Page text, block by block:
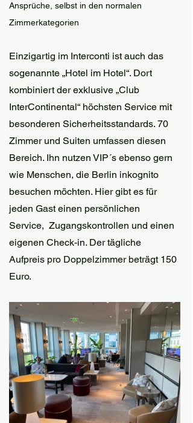
Ansprüche, selbst in den normalen
Zimmerkategorien
Einzigartig im Interconti ist auch das
sogenannte „Hotel im Hotel“. Dort
kombiniert der exklusive „Club
InterContinental“ höchsten Service mit
besonderen Sicherheitsstandards. 70
Zimmer und Suiten umfassen diesen
Bereich. Ihn nutzen VIP´s ebenso gern
wie Menschen, die Berlin inkognito
besuchen möchten. Hier gibt es für
jeden Gast einen persönlichen
Service,  Zugangskontrollen und einen
eigenen Check-in. Der tägliche
Aufpreis pro Doppelzimmer beträgt 150
Euro.